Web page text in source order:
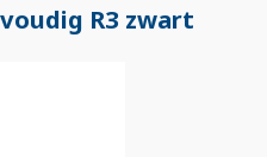
R3 zwart